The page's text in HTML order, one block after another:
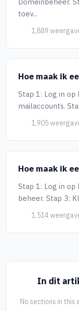
toev...
1,889
Hoe maak ik
Stap 1: Log in op
mailaccounts.
1,905
Hoe maak ik
Stap 1: Log in op
beheer. Stap 3:
1,514
In dit
No sections in this